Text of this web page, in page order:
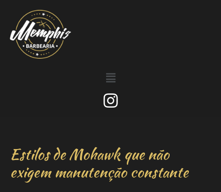
Estilos de Mohawk que não
exigem manutenção constante